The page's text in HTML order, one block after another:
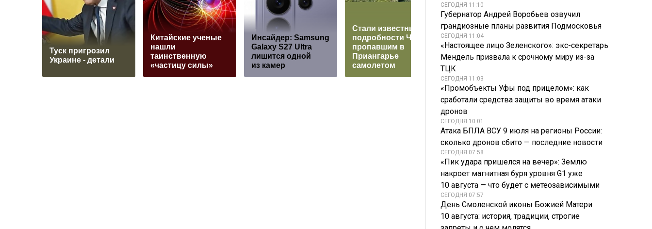
Туск пригрозил
Украине - детали
Китайские ученые
нашли
таинственную
«частицу силы»
Инсайдер: Samsung
Galaxy S27 Ultra
лишится одной
из камер
Стали известны
подробности ЧП с
пропавшим в
Приангарье
самолетом
АБН24: РФ обошла
Францию в
атомной гонке,
создав чудо-
технологию
загорелся после
удара
СЕГОДНЯ 11:10
Губернатор Андрей Воробьев озвучил
грандиозные планы развития Подмосковья
СЕГОДНЯ 11:04
«Настоящее лицо Зеленского»: экс-секретарь
Мендель призвала к срочному миру из-за
ТЦК
СЕГОДНЯ 11:03
«Промобъекты Уфы под прицелом»: как
сработали средства защиты во время атаки
дронов
СЕГОДНЯ 10:01
Атака БПЛА ВСУ 9 июля на регионы России:
сколько дронов сбито — последние новости
СЕГОДНЯ 07:58
«Пик удара пришелся на вечер»: Землю
накроет магнитная буря уровня G1 уже
10 августа — что будет с метеозависимыми
СЕГОДНЯ 07:57
День Смоленской иконы Божией Матери
10 августа: история, традиции, строгие